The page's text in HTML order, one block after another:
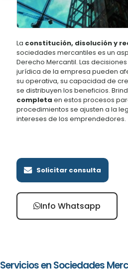
La constitución, disolución y
sociedades mercantiles es un
Derecho Mercantil. Las
jurídica de la empresa pueden
su operativa, su capacidad de
se distribuyen los beneficios.
completa en estos procesos
procedimientos se ajusten a la
intereses de los emprendedores.
Solicitar consulta
Info Whatsapp
Servicios en Sociedades